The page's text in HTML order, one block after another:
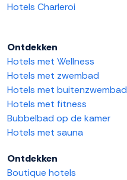
Hotels Charleroi
Ontdekken
Hotels met Wellness
Hotels met zwembad
Hotels met buitenzwembad
Hotels met fitness
Bubbelbad op de kamer
Hotels met sauna
Ontdekken
Boutique hotels